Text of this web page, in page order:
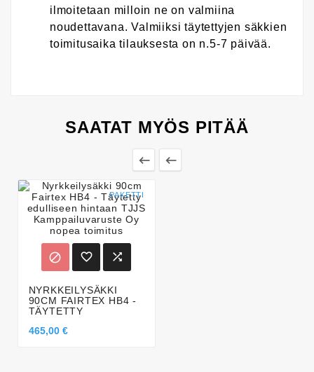
ilmoitetaan milloin ne on valmiina
noudettavana. Valmiiksi täytettyjen säkkien
toimitusaika tilauksesta on n.5-7 päivää.
SAATAT MYÖS PITÄÄ
 
PAKETTI
  
NYRKKEILYSÄKKI
90CM FAIRTEX HB4 -
TÄYTETTY
465,00 €